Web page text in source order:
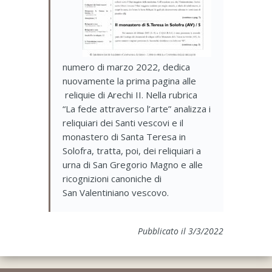
numero di marzo 2022, dedica
nuovamente la prima pagina alle
reliquie di Arechi II. Nella rubrica
“La fede attraverso l’arte” analizza i
reliquiari dei Santi vescovi e il
monastero di Santa Teresa in
Solofra, tratta, poi, dei reliquiari a
urna di San Gregorio Magno e alle
ricognizioni canoniche di
San Valentiniano vescovo.
Pubblicato il 3/3/2022